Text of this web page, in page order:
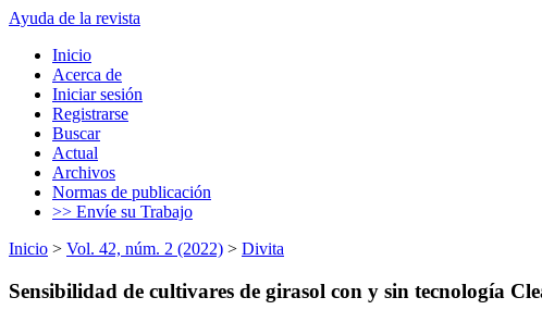
Ayuda de la revista
Inicio
Acerca de
Iniciar sesión
Registrarse
Buscar
Actual
Archivos
Normas de publicación
>> Envíe su Trabajo
Inicio > Vol. 42, núm. 2 (2022) > Divita
Sensibilidad de cultivares de girasol con y sin tecnología